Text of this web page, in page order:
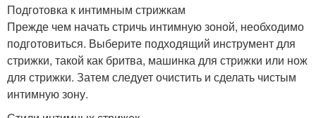
Подготовка к интимным стрижкам
Прежде чем начать стричь интимную зоной, необходимо
подготовиться. Выберите подходящий инструмент для
стрижки, такой как бритва, машинка для стрижки или нож
для стрижки. Затем следует очистить и сделать чистым
интимную зону.